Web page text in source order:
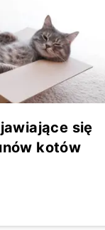
się
kotów